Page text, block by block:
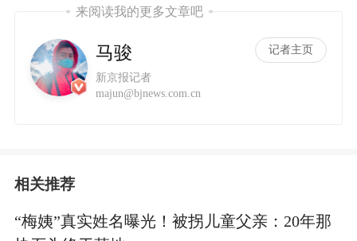
来阅读我的更多文章吧
马骏
新京报记者
记者主页
majun@bjnews.com.cn
相关推荐
“梅姨”真实姓名曝光！被拐儿童父亲：20年那